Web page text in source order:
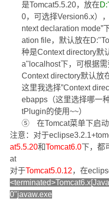
是Tomcat5.5.20，放在
0，可选择Version6.x）
ntext declaration mode”
ation file，默认放在
种是Context directory默
a"localhost下，可根据
Context directory默认放
这里我选择”Context
ebapps （这里选择哪一
tPlugin的使用~~）
⑤
在Tomcat菜单下启动
注意：对于
at5.5.20和Tomcat6.0下，都
at
对于Tomcat5.0.12，在
0"javaw.exe